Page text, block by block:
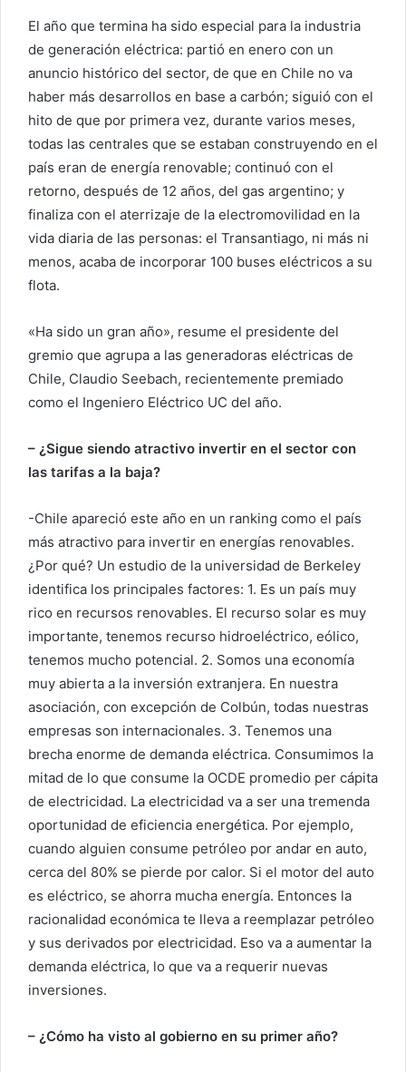
El año que termina ha sido especial para la industria
de generación eléctrica: partió en enero con un
anuncio histórico del sector, de que en Chile no va
haber más desarrollos en base a carbón; siguió con el
hito de que por primera vez, durante varios meses,
todas las centrales que se estaban construyendo en el
país eran de energía renovable; continuó con el
retorno, después de 12 años, del gas argentino; y
finaliza con el aterrizaje de la electromovilidad en la
vida diaria de las personas: el Transantiago, ni más ni
menos, acaba de incorporar 100 buses eléctricos a su
flota.
«Ha sido un gran año», resume el presidente del
gremio que agrupa a las generadoras eléctricas de
Chile, Claudio Seebach, recientemente premiado
como el Ingeniero Eléctrico UC del año.
– ¿Sigue siendo atractivo invertir en el sector con
las tarifas a la baja?
-Chile apareció este año en un ranking como el país
más atractivo para invertir en energías renovables.
¿Por qué? Un estudio de la universidad de Berkeley
identifica los principales factores: 1. Es un país muy
rico en recursos renovables. El recurso solar es muy
importante, tenemos recurso hidroeléctrico, eólico,
tenemos mucho potencial. 2. Somos una economía
muy abierta a la inversión extranjera. En nuestra
asociación, con excepción de Colbún, todas nuestras
empresas son internacionales. 3. Tenemos una
brecha enorme de demanda eléctrica. Consumimos la
mitad de lo que consume la OCDE promedio per cápita
de electricidad. La electricidad va a ser una tremenda
oportunidad de eficiencia energética. Por ejemplo,
cuando alguien consume petróleo por andar en auto,
cerca del 80% se pierde por calor. Si el motor del auto
es eléctrico, se ahorra mucha energía. Entonces la
racionalidad económica te lleva a reemplazar petróleo
y sus derivados por electricidad. Eso va a aumentar la
demanda eléctrica, lo que va a requerir nuevas
inversiones.
– ¿Cómo ha visto al gobierno en su primer año?